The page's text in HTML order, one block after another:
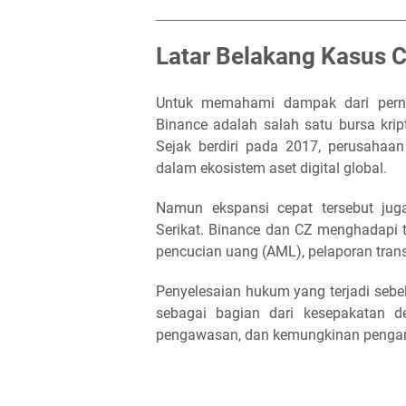
Latar Belakang Kasus
Untuk memahami dampak dari
Binance adalah salah satu bursa
Sejak berdiri pada 2017,
dalam ekosistem aset digital global.
Namun ekspansi cepat tersebut
Serikat. Binance dan CZ
pencucian uang (AML), pelaporan
Penyelesaian hukum yang terjadi
sebagai bagian dari kesepakatan
pengawasan, dan kemungkinan